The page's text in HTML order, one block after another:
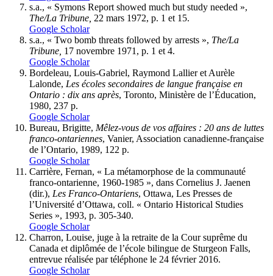
s.a., « Symons Report showed much but study needed »,
The/La Tribune 22 mars 1972, p. 1 et 15.
Google Scholar
s.a., « Two bomb threats followed by arrests », The/La
Tribune 17 novembre 1971, p. 1 et 4.
Google Scholar
Bordeleau, Louis-Gabriel, Raymond Lallier et Aurèle
Lalonde, Les écoles secondaires de langue française en
Ontario : dix ans après, Toronto, Ministère de l’Éducation,
1980, 237 p.
Google Scholar
Bureau, Brigitte, Mêlez-vous de vos affaires : 20 ans de luttes
franco-ontariennes, Vanier, Association canadienne-française
de l’Ontario, 1989, 122 p.
Google Scholar
Carrière, Fernan, « La métamorphose de la communauté
franco-ontarienne, 1960-1985 », dans Cornelius J. Jaenen
(dir.), Les Franco-Ontariens, Ottawa, Les Presses de
l’Université d’Ottawa, coll. « Ontario Historical Studies
Series », 1993, p. 305-340.
Google Scholar
Charron, Louise, juge à la retraite de la Cour suprême du
Canada et diplômée de l’école bilingue de Sturgeon Falls,
entrevue réalisée par téléphone le 24 février 2016.
Google Scholar